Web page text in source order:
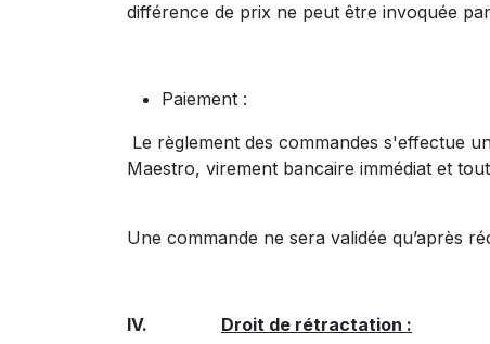
différence de prix ne peut être invoquée
Paiement :
Le règlement des commandes s'effectue
Maestro, virement bancaire immédiat et
Une commande ne sera validée qu’après
IV. Droit de rétractation :